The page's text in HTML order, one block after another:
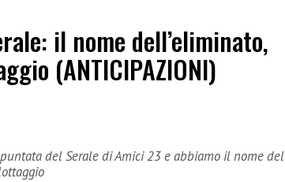
il nome dell’eliminato,
(ANTICIPAZIONI)
del Serale di Amici 23 e abbiamo il nome del